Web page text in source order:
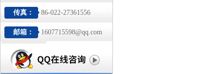
传真： 86-022-27361556
邮箱： 1607715598@qq.com